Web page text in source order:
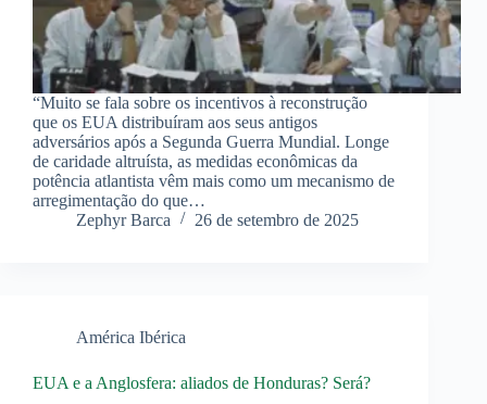
“Muito se fala sobre os incentivos à reconstrução
que os EUA distribuíram aos seus antigos
adversários após a Segunda Guerra Mundial. Longe
de caridade altruísta, as medidas econômicas da
potência atlantista vêm mais como um mecanismo de
arregimentação do que…
Zephyr Barca
26 de setembro de 2025
América Ibérica
EUA e a Anglosfera: aliados de Honduras? Será?